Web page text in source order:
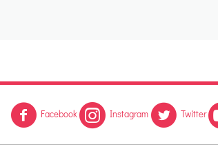
Facebook Instagram Twitter